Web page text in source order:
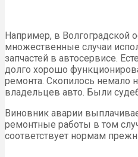
Например, в Волгоградской
множественные случаи
запчастей в автосервисе.
долго хорошо
ремонта. Скопилось немало
владельцев авто. Были
Виновник аварии
ремонтные работы в том
соответствует нормам